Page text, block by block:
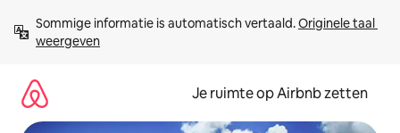
direct
naar
Sommige informatie is automatisch vertaald. Originele taal
weergeven
Je ruimte op Airbnb zetten